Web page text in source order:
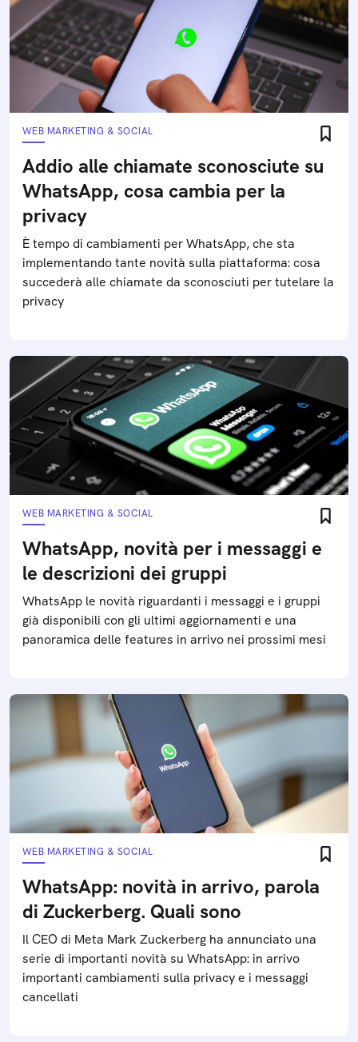
WEB MARKETING & SOCIAL
Addio alle chiamate sconosciute su
WhatsApp, cosa cambia per la
privacy
È tempo di cambiamenti per WhatsApp, che sta
implementando tante novità sulla piattaforma: cosa
succederà alle chiamate da sconosciuti per tutelare la
privacy
WEB MARKETING & SOCIAL
WhatsApp, novità per i messaggi e
le descrizioni dei gruppi
WhatsApp le novità riguardanti i messaggi e i gruppi
già disponibili con gli ultimi aggiornamenti e una
panoramica delle features in arrivo nei prossimi mesi
WEB MARKETING & SOCIAL
WhatsApp: novità in arrivo, parola
di Zuckerberg. Quali sono
Il CEO di Meta Mark Zuckerberg ha annunciato una
serie di importanti novità su WhatsApp: in arrivo
importanti cambiamenti sulla privacy e i messaggi
cancellati